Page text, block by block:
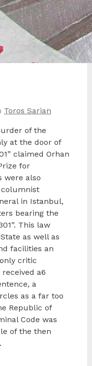
Toros Sarian
of the
at the door of
claimed Orhan
for
were also
in Istanbul,
bearing the
This law
as well as
facilities an
critic
a6
a
as a far too
Republic of
Code was
of the then